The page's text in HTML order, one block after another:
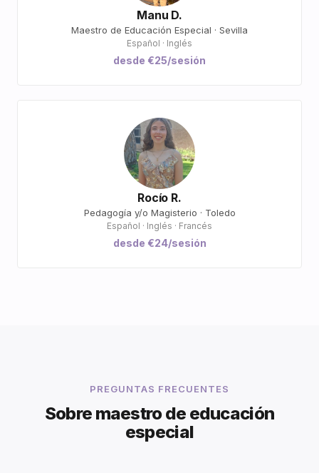
Manu D.
Maestro de Educación Especial · Sevilla
Español · Inglés
desde €25/sesión
Rocío R.
Pedagogía y/o Magisterio · Toledo
Español · Inglés · Francés
desde €24/sesión
PREGUNTAS FRECUENTES
Sobre maestro de educación
especial